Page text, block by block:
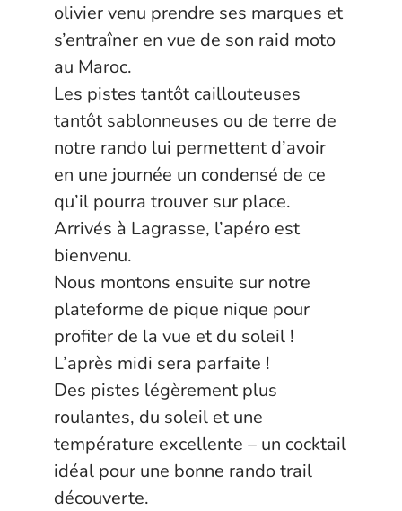
olivier venu prendre ses marques et
s’entraîner en vue de son raid moto
au Maroc.
Les pistes tantôt caillouteuses
tantôt sablonneuses ou de terre de
notre rando lui permettent d’avoir
en une journée un condensé de ce
qu’il pourra trouver sur place.
Arrivés à Lagrasse, l’apéro est
bienvenu.
Nous montons ensuite sur notre
plateforme de pique nique pour
profiter de la vue et du soleil !
L’après midi sera parfaite !
Des pistes légèrement plus
roulantes, du soleil et une
température excellente – un cocktail
idéal pour une bonne rando trail
découverte.